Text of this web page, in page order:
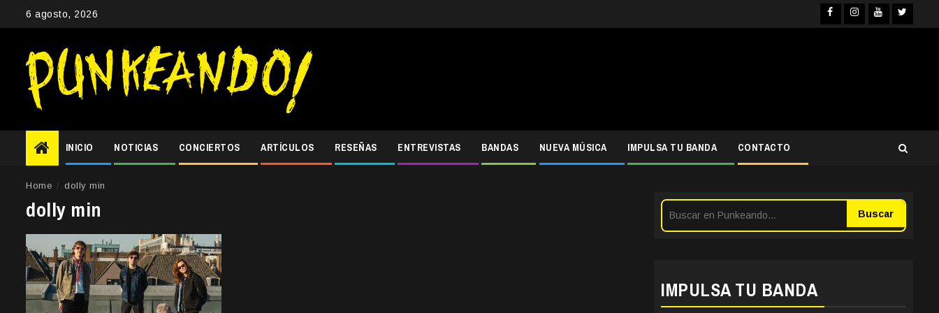
6 agosto, 2026 Facebook
Instagram
INICIO NOTICIAS CONCIERTOS ARTÍCULOS RESEÑAS ENTREVISTAS BANDAS NUEVA MÚSICA IMPULSA TU BANDA CONTACTO
Home dolly min
dolly min Buscar
IMPULSA TU BANDA